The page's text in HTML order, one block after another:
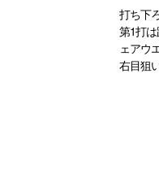
打ち下
第1打
ェアウ
右目狙い